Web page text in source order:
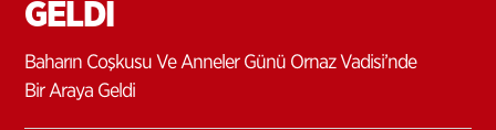
GELDİ
Baharın Coşkusu Ve Anneler Günü Ornaz Vadisi’nde
Bir Araya Geldi